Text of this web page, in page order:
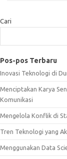
Cari
Pos-pos Terbaru
Inovasi Teknologi di
Menciptakan Karya
Komunikasi
Mengelola Konflik di
Tren Teknologi yang
Menggunakan Data